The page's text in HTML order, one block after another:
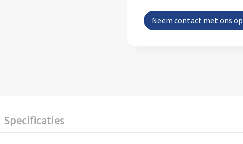
Neem contact met ons op
Specificaties